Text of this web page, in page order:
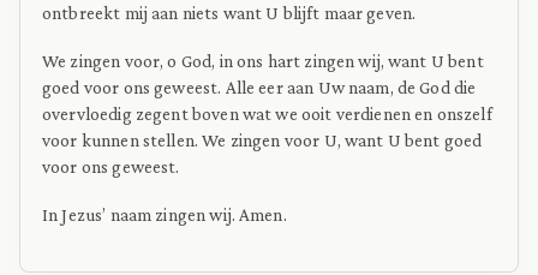
ontbreekt mij aan niets want U blijft maar geven.
We zingen voor, o God, in ons hart zingen wij, want U bent
goed voor ons geweest. Alle eer aan Uw naam, de God die
overvloedig zegent boven wat we ooit verdienen en onszelf
voor kunnen stellen. We zingen voor U, want U bent goed
voor ons geweest.
In Jezus’ naam zingen wij. Amen.